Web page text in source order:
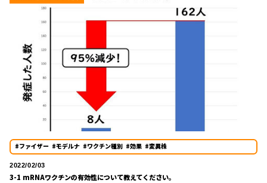
#ファイザー #モデルナ #ワクチン種別 #効果 #変異株
2022/02/03
3-1 mRNAワクチンの有効性について教えてください。